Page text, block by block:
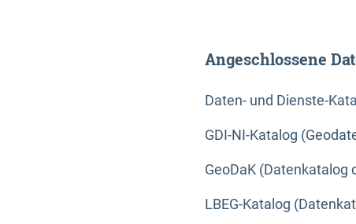
Angeschlossene
Daten- und Dienste-
GDI-NI-Katalog
GeoDaK
LBEG-Katalog